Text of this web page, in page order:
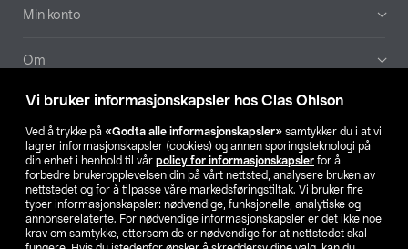
Vi bruker informasjonskapsler hos Clas Ohlson
Ved å trykke på «Godta alle informasjonskapsler» samtykker du i at vi
lagrer informasjonskapsler (cookies) og annen sporingsteknologi på
din enhet i henhold til vår policy for informasjonskapsler for å
forbedre brukeropplevelsen din på vårt nettsted, analysere bruken av
nettstedet og for å tilpasse våre markedsføringstiltak. Vi bruker fire
typer informasjonskapsler: nødvendige, funksjonelle, analytiske og
annonserelaterte. For nødvendige informasjonskapsler er det ikke noe
krav om samtykke, ettersom de er nødvendige for at nettstedet skal
Min konto
Om
Aktuelt
Våre selskaper
Finn din butikk
SE NO FI